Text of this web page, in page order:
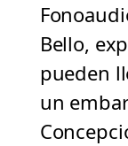
Bello,
pueden
un